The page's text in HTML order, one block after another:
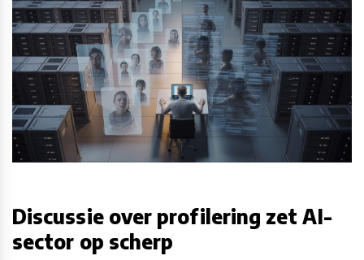
Discussie over profilering zet AI-
sector op scherp